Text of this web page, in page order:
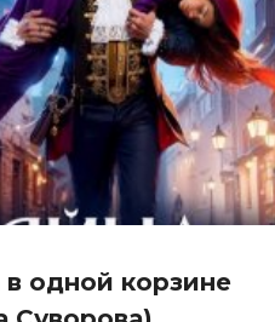
в одной корзине